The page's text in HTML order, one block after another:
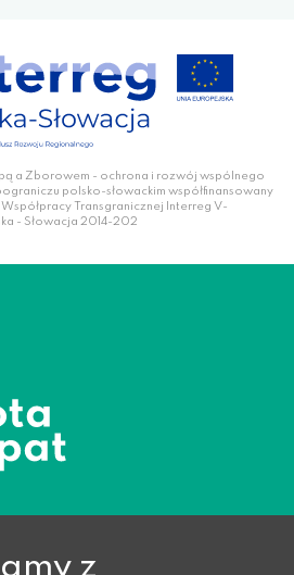
a Zborowem - ochrona i rozwój wspólnego
polsko-słowackim współfinansowany
Transgranicznej Interreg V-
- Słowacja 2014-202
z